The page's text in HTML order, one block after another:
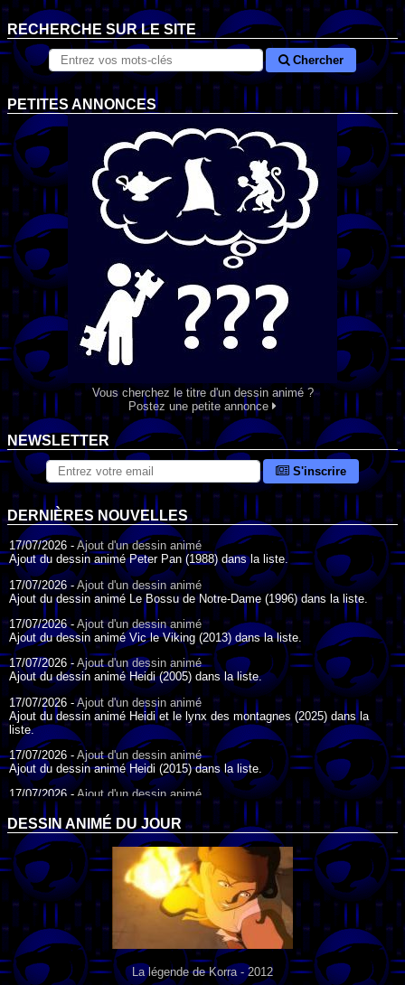
RECHERCHE SUR LE SITE
Chercher
PETITES ANNONCES
Vous cherchez le titre d'un dessin animé ?
Postez une petite annonce
NEWSLETTER
S'inscrire
DERNIÈRES NOUVELLES
17/07/2026 - Ajout d'un dessin animé
Ajout du dessin animé Peter Pan (1988) dans la liste.
17/07/2026 -Ajout d'un dessin animé
Ajout du dessin animé Le Bossu de Notre-Dame (1996) dans la liste.
17/07/2026 - Ajout d'un dessin animé
Ajout du dessin animé Vic le Viking (2013) dans la liste.
17/07/2026 - Ajout d'un dessin animé
Ajout du dessin animé Heidi (2005) dans la liste.
17/07/2026 -Ajout d'un dessin animé
Ajout du dessin animé Heidi et le lynx des montagnes (2025) dans la
liste.
17/07/2026 - Ajout d'un dessin animé
Ajout du dessin animé Heidi (2015) dans la liste.
17/07/2026 - Ajout d'un dessin animé
Ajout du dessin animé Heidi (1995) dans la liste.
09/07/2026 -Ajout d'un dessin animé
Ajout du dessin animé Genki l'Aventurier de la Chance (2006) dans la
liste.
04/07/2026 -Ajout d'un dessin animé
Ajout du dessin animé Vilain Petit Canard (2000) dans la liste.
04/07/2026 -Ajout d'un dessin animé
Ajout du dessin animé Le Noël du vilain petit canard (2003) dans la liste.
DESSIN ANIMÉ DU JOUR
La légende de Korra - 2012